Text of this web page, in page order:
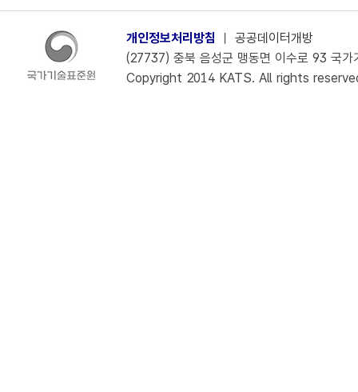
개인정보처리방침 ㅣ 공공데이터개방
(27737) 충북 음성군 맹동면 이수로 93 국
Copyright 2014 KATS. All rights